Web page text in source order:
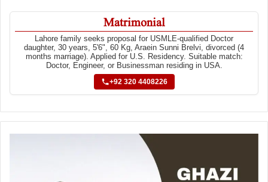
Matrimonial
Lahore family seeks proposal for USMLE-qualified Doctor
daughter, 30 years, 5'6", 60 Kg, Araein Sunni Brelvi, divorced (4
months marriage). Applied for U.S. Residency. Suitable match:
Doctor, Engineer, or Businessman residing in USA.
+92 320 4408226